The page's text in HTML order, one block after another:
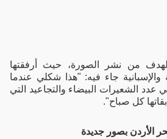
من نشر الصورة، حيث أرفقتها
والإسبانية جاء فيه: "هذا شكلي عندما
عدد الشعيرات البيضاء والتجاعيد التي
كل صباح".
بصور جديدة